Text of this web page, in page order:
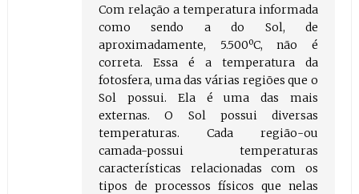
Com relação a temperatura informada
como sendo a do Sol, de
aproximadamente, 5.500ºC, não é
correta. Essa é a temperatura da
fotosfera, uma das várias regiões que o
Sol possui. Ela é uma das mais
externas. O Sol possui diversas
temperaturas. Cada região-ou
camada-possui temperaturas
características relacionadas com os
tipos de processos físicos que nelas